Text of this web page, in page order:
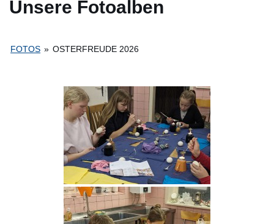
Unsere Fotoalben
FOTOS » OSTERFREUDE 2026